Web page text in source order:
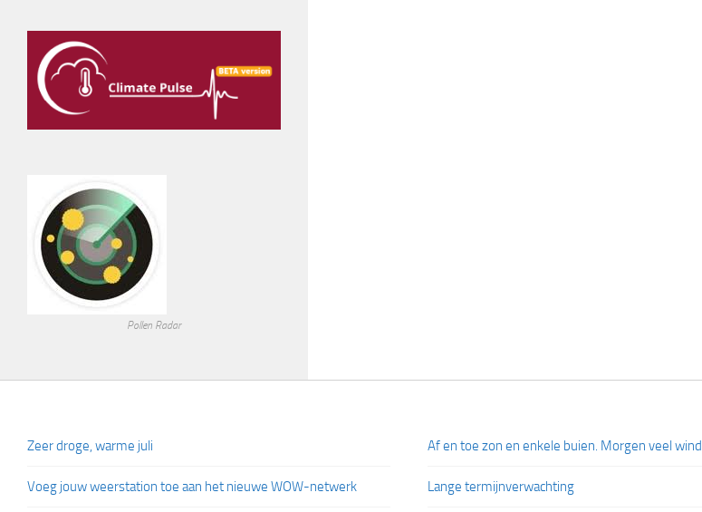
Pollen Radar
Zeer droge, warme juli
Voeg jouw weerstation toe aan het nieuwe WOW-netwerk
Af en toe zon en enkele buien. Morgen veel wind
Lange termijnverwachting